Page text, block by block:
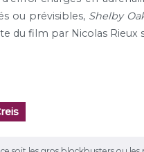
ou prévisibles, Shelby
du film par Nicolas Rieux